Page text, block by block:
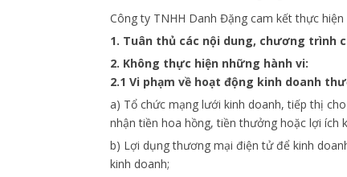
Công ty TNHH Danh Đặng cam kết thực
1. Tuân thủ các nội dung, chương trình
2. Không thực hiện những hành vi:
2.1 Vi phạm về hoạt động kinh doanh
a) Tổ chức mạng lưới kinh doanh, tiếp thị
nhận tiền hoa hồng, tiền thưởng hoặc lợi ích
b) Lợi dụng thương mại điện tử để kinh
kinh doanh;